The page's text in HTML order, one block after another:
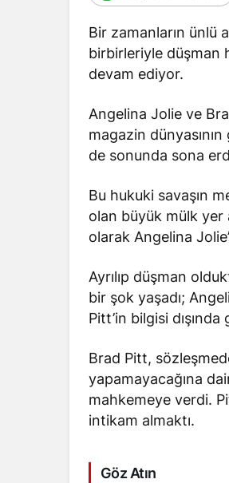
Bir zamanların ünlü
birbirleriyle düşman
devam ediyor.
Angelina Jolie ve
magazin
de sonunda sona
Bu hukuki savaşın
olan büyük mülk yer
olarak Angelina
Ayrılıp düşman
bir şok yaşadı;
Pitt’in bilgisi
Brad Pitt,
yapamayacağına
mahkemeye verdi.
intikam almaktı.
Göz Atın